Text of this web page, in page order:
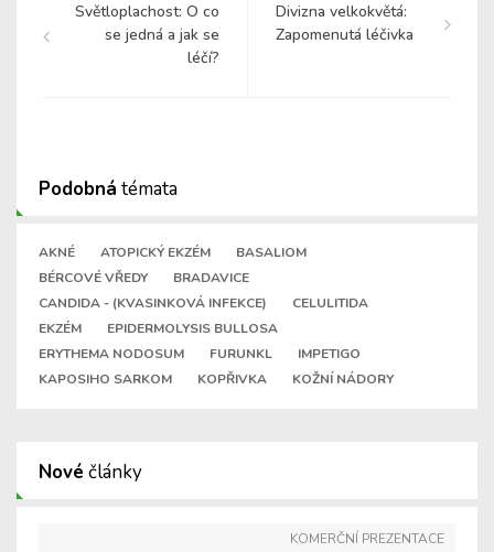
Světloplachost: O co
se jedná a jak se
léčí?
Divizna velkokvětá:
Zapomenutá léčivka
Podobná témata
AKNÉ ATOPICKÝ EKZÉM
BASALIOM
BÉRCOVÉ VŘEDY
BRADAVICE
CANDIDA - (KVASINKOVÁ INFEKCE)
CELULITIDA
EKZÉM
EPIDERMOLYSIS BULLOSA
ERYTHEMA NODOSUM
FURUNKL
IMPETIGO
KAPOSIHO SARKOM
KOPŘIVKA KOŽNÍ NÁDORY
Nové články
KOMERČNÍ PREZENTACE